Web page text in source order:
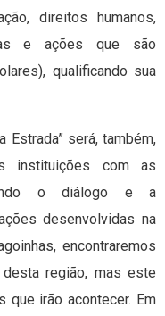
direitos humanos,
e ações que são
qualificando sua
Estrada” será, também,
instituições com as
o diálogo e a
desenvolvidas na
encontraremos
região, mas este
que irão acontecer. Em